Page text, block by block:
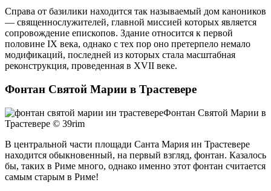
Справа от базилики находится так называемый дом каноников
— священнослужителей, главной миссией которых является
сопровождение епископов. Здание относится к первой
половине IX века, однако с тех пор оно претерпело немало
модификаций, последней из которых стала масштабная
реконструкция, проведенная в XVII веке.
Фонтан Святой Марии в Трастевере
Фонтан Святой Марии в
Трастевере © 39rim
В центральной части площади Санта Мария ин Трастевере
находится обыкновенный, на первый взгляд, фонтан. Казалось
бы, таких в Риме много, однако именно этот фонтан считается
самым старым в Риме!